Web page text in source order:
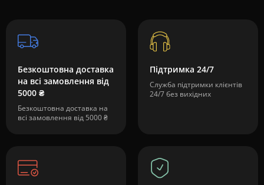
Безкоштовна доставка
на всі замовлення від
5000 ₴
Безкоштовна доставка на
всі замовлення від 5000 ₴
Підтримка 24/7
Служба підтримки клієнтів
24/7 без вихідних